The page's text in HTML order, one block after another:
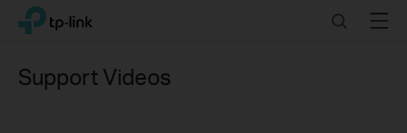
Click
navigation
TP-Link, Reliably Smart SearchMenu
Support Videos